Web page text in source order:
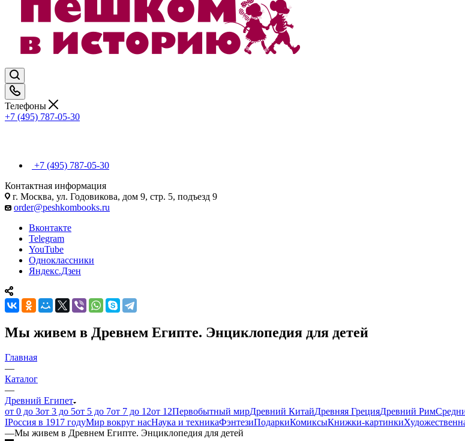
Телефоны
+7 (495) 787-05-30
+7 (495) 787-05-30
Контактная информация
г. Москва, ул. Годовикова, дом 9, стр. 5, подъезд 9
order@peshkombooks.ru
Вконтакте
Telegram
YouTube
Одноклассники
Яндекс.Дзен
Мы живем в Древнем Египте. Энциклопедия для детей
Главная
—
Каталог
—
Древний Египет
от 0 до 3от 3 до 5от 5 до 7от 7 до 12от 12Первобытный мирДревний КитайДревняя ГрецияДревний Рим
IРоссия в 1917 годуМир вокруг насНаука и техникаФэнтезиПодаркиКомиксыКнижки-картинки
—Мы живем в Древнем Египте. Энциклопедия для детей